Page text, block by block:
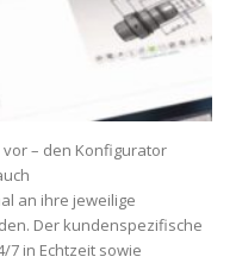
vor – den Konfigurator
an ihre jeweilige
Der kundenspezifische
in Echtzeit sowie